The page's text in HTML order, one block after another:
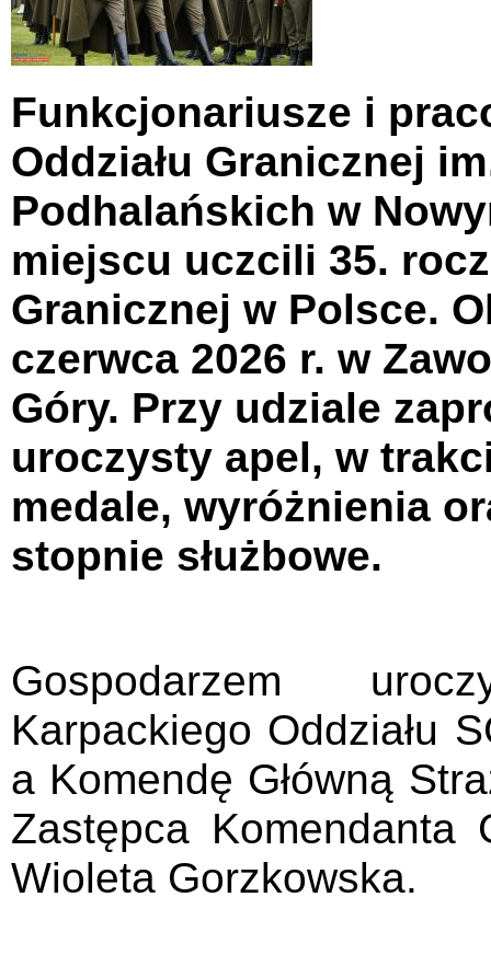
Funkcjonariusze i
Oddziału Granicznej
Podhalańskich w
miejscu uczcili 35.
Granicznej w Polsce.
czerwca 2026 r. w
Góry. Przy udziale
uroczysty apel, w
medale, wyróżnienia
stopnie służbowe.
Gospodarzem
Karpackiego Oddziału
a Komendę Główną
Zastępca Komendanta
Wioleta Gorzkowska.